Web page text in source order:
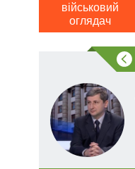
військовий
оглядач